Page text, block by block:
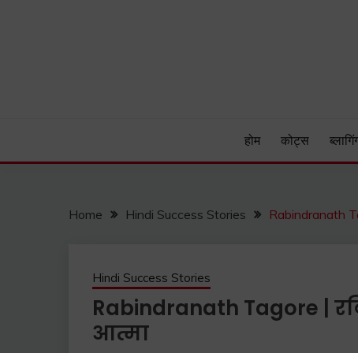
होम कोट्स
Home Hindi Success Stories Rabindranath
Hindi Success Stories
Rabindranath Tagore |
आत्मा